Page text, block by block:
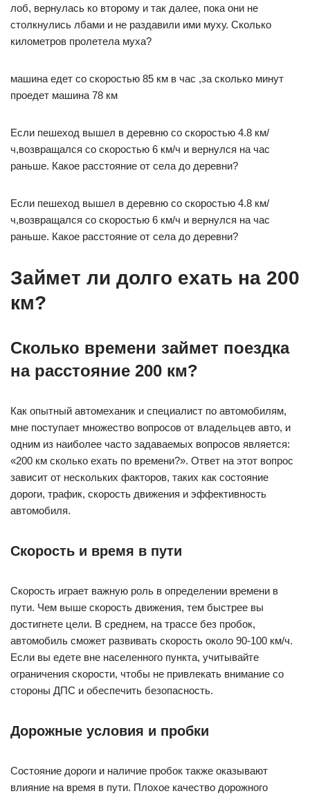
лоб, вернулась ко второму и так далее, пока они не
столкнулись лбами и не раздавили ими муху. Сколько
километров пролетела муха?
машина едет со скоростью 85 км в час ,за сколько минут
проедет машина 78 км
Если пешеход вышел в деревню со скоростью 4.8 км/
ч,возвращался со скоростью 6 км/ч и вернулся на час
раньше. Какое расстояние от села до деревни?
Если пешеход вышел в деревню со скоростью 4.8 км/
ч,возвращался со скоростью 6 км/ч и вернулся на час
раньше. Какое расстояние от села до деревни?
Займет ли долго ехать на 200
км?
Сколько времени займет поездка
на расстояние 200 км?
Как опытный автомеханик и специалист по автомобилям,
мне поступает множество вопросов от владельцев авто, и
одним из наиболее часто задаваемых вопросов является:
«200 км сколько ехать по времени?». Ответ на этот вопрос
зависит от нескольких факторов, таких как состояние
дороги, трафик, скорость движения и эффективность
автомобиля.
Скорость и время в пути
Скорость играет важную роль в определении времени в
пути. Чем выше скорость движения, тем быстрее вы
достигнете цели. В среднем, на трассе без пробок,
автомобиль сможет развивать скорость около 90-100 км/ч.
Если вы едете вне населенного пункта, учитывайте
ограничения скорости, чтобы не привлекать внимание со
стороны ДПС и обеспечить безопасность.
Дорожные условия и пробки
Состояние дороги и наличие пробок также оказывают
влияние на время в пути. Плохое качество дорожного